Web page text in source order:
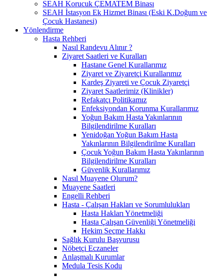
SEAH Korucuk ÇEMATEM Binası
SEAH İstasyon Ek Hizmet Binası (Eski K.Doğum ve
Çocuk Hastanesi)
Yönlendirme
Hasta Rehberi
Nasıl Randevu Alınır ?
Ziyaret Saatleri ve Kuralları
Hastane Genel Kurallarımız
Ziyaret ve Ziyaretçi Kurallarımız
Kardeş Ziyareti ve Çocuk Ziyaretçi
Ziyaret Saatlerimiz (Klinikler)
Refakatçı Politikamız
Enfeksiyondan Korunma Kurallarımız
Yoğun Bakım Hasta Yakınlarının
Bilgilendirilme Kuralları
Yenidoğan Yoğun Bakım Hasta
Yakınlarının Bilgilendirilme Kuralları
Çocuk Yoğun Bakım Hasta Yakınlarının
Bilgilendirilme Kuralları
Güvenlik Kurallarımız
Nasıl Muayene Olurum?
Muayene Saatleri
Engelli Rehberi
Hasta - Çalışan Hakları ve Sorumlulukları
Hasta Hakları Yönetmeliği
Hasta Çalışan Güvenliği Yönetmeliği
Hekim Seçme Hakkı
Sağlık Kurulu Başvurusu
Nöbetçi Eczaneler
Anlaşmalı Kurumlar
Medula Tesis Kodu